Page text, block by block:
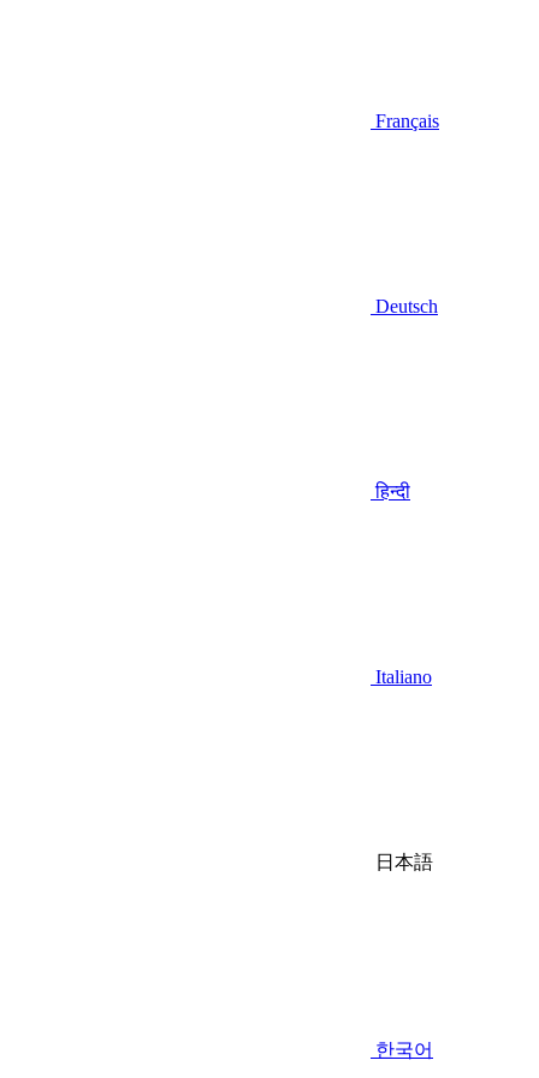
Français
Deutsch
हिन्दी
Italiano
日本語
한국어